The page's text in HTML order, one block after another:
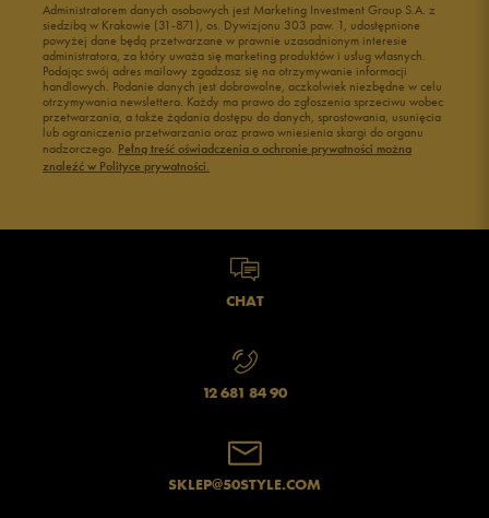
Administratorem danych osobowych jest Marketing Investment Group S.A. z
siedzibą w Krakowie (31-871), os. Dywizjonu 303 paw. 1, udostępnione
powyżej dane będą przetwarzane w prawnie uzasadnionym interesie
administratora, za który uważa się marketing produktów i usług własnych.
Podając swój adres mailowy zgadzasz się na otrzymywanie informacji
handlowych. Podanie danych jest dobrowolne, aczkolwiek niezbędne w celu
otrzymywania newslettera. Każdy ma prawo do zgłoszenia sprzeciwu wobec
przetwarzania, a także żądania dostępu do danych, sprostowania, usunięcia
lub ograniczenia przetwarzania oraz prawo wniesienia skargi do organu
nadzorczego. Pełną treść oświadczenia o ochronie prywatności można
znaleźć w Polityce prywatności.
CHAT
12 681 84 90
SKLEP@50STYLE.COM